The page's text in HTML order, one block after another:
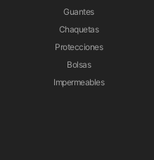
Guantes
Chaquetas
Protecciones
Bolsas
Impermeables